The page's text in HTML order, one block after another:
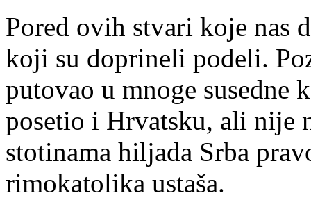
Pored ovih stvari koje nas
koji su doprineli podeli.
putovao u mnoge susedne
posetio i Hrvatsku, ali nije
stotinama hiljada Srba
rimokatolika ustaša.